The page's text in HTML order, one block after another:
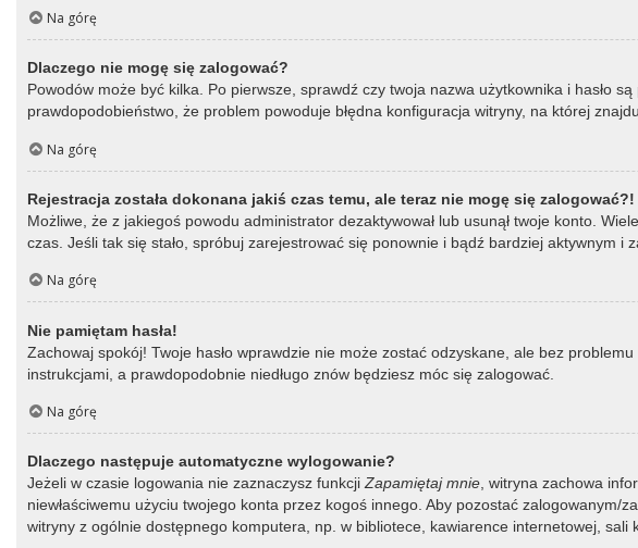
Na górę
Dlaczego nie mogę się zalogować?
Powodów może być kilka. Po pierwsze, sprawdź czy twoja nazwa użytkownika i hasło
prawdopodobieństwo, że problem powoduje błędna konfiguracja witryny, na której
Na górę
Rejestracja została dokonana jakiś czas temu, ale teraz nie mogę się zalogować?!
Możliwe, że z jakiegoś powodu administrator dezaktywował lub usunął twoje konto.
czas. Jeśli tak się stało, spróbuj zarejestrować się ponownie i bądź bardziej aktywnym i
Na górę
Nie pamiętam hasła!
Zachowaj spokój! Twoje hasło wprawdzie nie może zostać odzyskane, ale bez
instrukcjami, a prawdopodobnie niedługo znów będziesz móc się zalogować.
Na górę
Dlaczego następuje automatyczne wylogowanie?
Jeżeli w czasie logowania nie zaznaczysz funkcjiZapamiętaj mnie, witryna zachowa
niewłaściwemu użyciu twojego konta przez kogoś innego. Aby pozostać zalogowanym/
witryny z ogólnie dostępnego komputera, np. w bibliotece, kawiarence internetowej,